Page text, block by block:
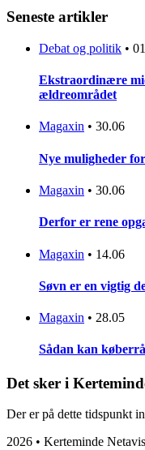
Seneste artikler
Debat og politik •
Ekstraordinære
ældreområdet
Magaxin • 30.06
Nye muligheder
Magaxin • 30.06
Derfor er rene
Magaxin • 14.06
Søvn er en vigtig
Magaxin • 28.05
Sådan kan
Det sker i
Der er på dette tidspunkt
2026 • Kerteminde Netavis